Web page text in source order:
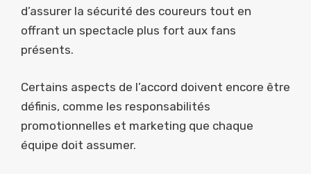
d’assurer la sécurité des coureurs tout en
offrant un spectacle plus fort aux fans
présents.
Certains aspects de l’accord doivent encore être
définis, comme les responsabilités
promotionnelles et marketing que chaque
équipe doit assumer.